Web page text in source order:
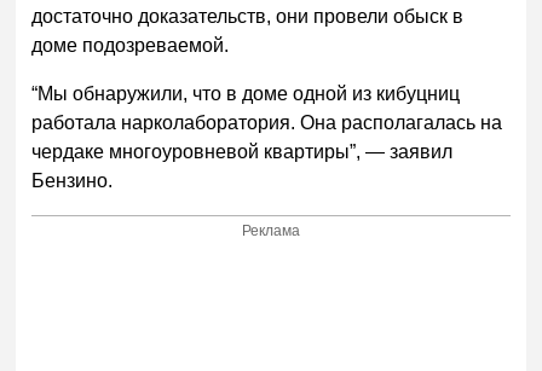
достаточно доказательств, они провели обыск в
доме подозреваемой.
“Мы обнаружили, что в доме одной из кибуцниц
работала нарколаборатория. Она располагалась на
чердаке многоуровневой квартиры”, — заявил
Бензино.
Реклама